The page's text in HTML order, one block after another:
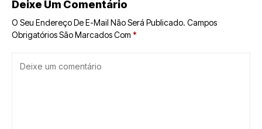
Deixe Um Comentário
O Seu Endereço De E-Mail Não Será Publicado. Campos
Obrigatórios São Marcados Com *